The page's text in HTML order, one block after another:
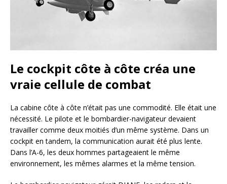
Le cockpit côte à côte créa une
vraie cellule de combat
La cabine côte à côte n’était pas une commodité. Elle était une
nécessité. Le pilote et le bombardier-navigateur devaient
travailler comme deux moitiés d’un même système. Dans un
cockpit en tandem, la communication aurait été plus lente.
Dans l’A-6, les deux hommes partageaient le même
environnement, les mêmes alarmes et la même tension.